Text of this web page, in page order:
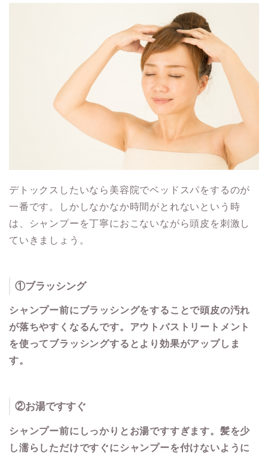
デトックスしたいなら美容院でベッドスパをするのが
一番です。しかしなかなか時間がとれないという時
は、シャンプーを丁寧におこないながら頭皮を刺激し
ていきましょう。
①ブラッシング
シャンプー前にブラッシングをすることで頭皮の汚れ
が落ちやすくなるんです。アウトバストリートメント
を使ってブラッシングするとより効果がアップしま
す。
②お湯ですすぐ
シャンプー前にしっかりとお湯ですすぎます。髪を少
し濡らしただけですぐにシャンプーを付けないように